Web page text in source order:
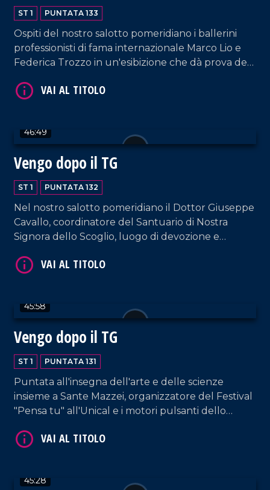
ST 1 PUNTATA 133
Ospiti del nostro salotto pomeridiano i ballerini
professionisti di fama internazionale Marco Lio e
Federica Trozzo in un'esibizione che dà prova del
Armando Piccolillo e le performance di DJ EL Dan
46:49
Vengo dopo il TG
ST 1 PUNTATA 132
Nel nostro salotto pomeridiano il Dottor Giuseppe
Cavallo, coordinatore del Santuario di Nostra
Signora dello Scoglio, luogo di devozione e
come la "Lourdes italiana".
45:58
Vengo dopo il TG
ST 1 PUNTATA 131
Puntata all'insegna dell'arte e delle scienze
insieme a Sante Mazzei, organizzatore del Festival
"Pensa tu" all'Unical e i motori pulsanti dello
adattamento del celebre romanzo dello scrittore
45:28
VAI AL TITOLO
VAI AL TITOLO